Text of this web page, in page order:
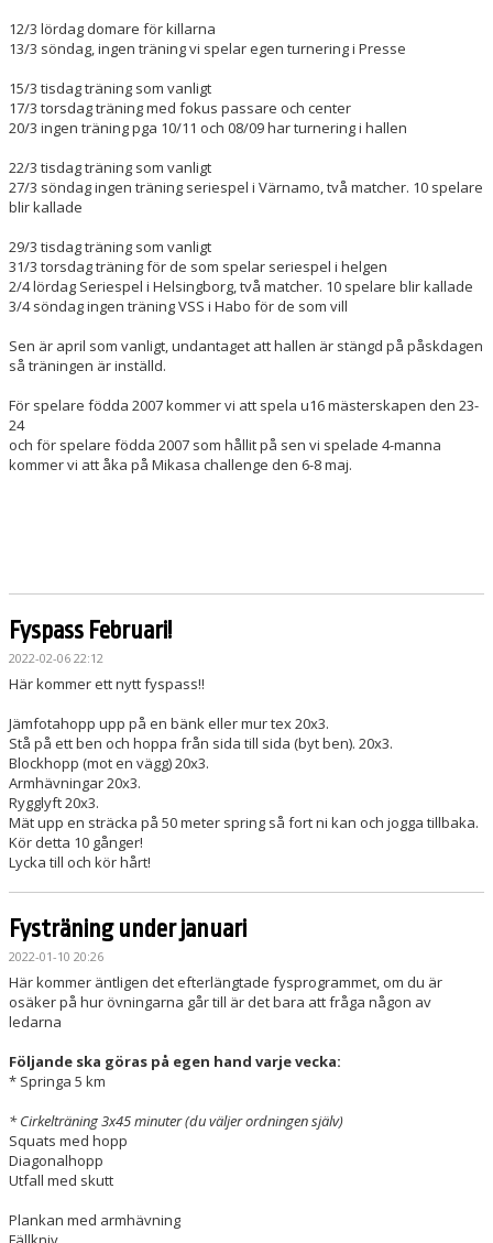
12/3 lördag domare för killarna
13/3 söndag, ingen träning vi spelar egen turnering i Presse
15/3 tisdag träning som vanligt
17/3 torsdag träning med fokus passare och center
20/3 ingen träning pga 10/11 och 08/09 har turnering i hallen
22/3 tisdag träning som vanligt
27/3 söndag ingen träning seriespel i Värnamo, två matcher. 10 spelare
blir kallade
29/3 tisdag träning som vanligt
31/3 torsdag träning för de som spelar seriespel i helgen
2/4 lördag Seriespel i Helsingborg, två matcher. 10 spelare blir kallade
3/4 söndag ingen träning VSS i Habo för de som vill
Sen är april som vanligt, undantaget att hallen är stängd på påskdagen
så träningen är inställd.
För spelare födda 2007 kommer vi att spela u16 mästerskapen den 23-
24
och för spelare födda 2007 som hållit på sen vi spelade 4-manna
kommer vi att åka på Mikasa challenge den 6-8 maj.
Fyspass Februari!
2022-02-06 22:12
Här kommer ett nytt fyspass!!
Jämfotahopp upp på en bänk eller mur tex 20x3.
Stå på ett ben och hoppa från sida till sida (byt ben). 20x3.
Blockhopp (mot en vägg) 20x3.
Armhävningar 20x3.
Rygglyft 20x3.
Mät upp en sträcka på 50 meter spring så fort ni kan och jogga tillbaka.
Kör detta 10 gånger!
Lycka till och kör hårt!
Fysträning under januari
2022-01-10 20:26
Här kommer äntligen det efterlängtade fysprogrammet, om du är
osäker på hur övningarna går till är det bara att fråga någon av
ledarna
Följande ska göras på egen hand varje vecka:
* Springa 5 km
* Cirkelträning 3x45 minuter (du väljer ordningen själv)
Squats med hopp
Diagonalhopp
Utfall med skutt
Plankan med armhävning